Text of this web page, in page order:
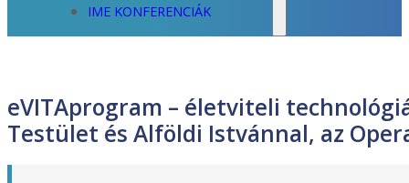
IME KONFERENCIÁK
eVITAprogram – életviteli
Testület és Alföldi Istvánnal, az